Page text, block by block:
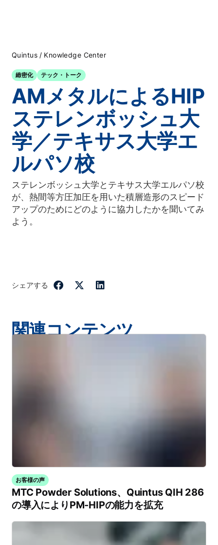
Quintus / Knowledge Center
緻密化 テック・トーク
AMメタルによるHIP
ステレンボッシュ大
学／テキサス大学エ
ルパソ校
ステレンボッシュ大学とテキサス大学エルパソ校
が、熱間等方圧加圧を用いた積層造形のスピード
アップのためにどのように協力したかを聞いてみ
よう。
シェアする
関連コンテンツ
お客様の声
MTC Powder Solutions、Quintus QIH 286
の導入によりPM-HIPの能力を拡充